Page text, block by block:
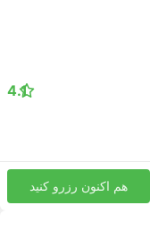
4.1
هم اکنون رزرو کنید